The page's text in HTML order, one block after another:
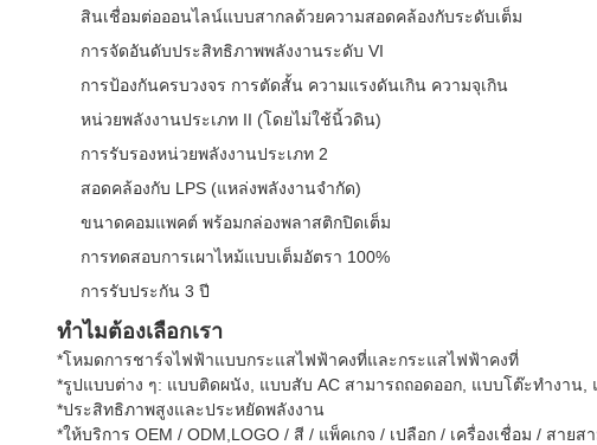
สินเชื่อมต่อออนไลน์แบบสากลด้วยความสอดคล้องกับระดับเต็ม
การจัดอันดับประสิทธิภาพพลังงานระดับ VI
การป้องกันครบวงจร การตัดสั้น ความแรงดันเกิน ความจุเกิน
หน่วยพลังงานประเภท II (โดยไม่ใช้นิ้วดิน)
การรับรองหน่วยพลังงานประเภท 2
สอดคล้องกับ LPS (แหล่งพลังงานจํากัด)
ขนาดคอมแพคต์ พร้อมกล่องพลาสติกปิดเต็ม
การทดสอบการเผาไหม้แบบเต็มอัตรา 100%
การรับประกัน 3 ปี
ทําไมต้องเลือกเรา
*โหมดการชาร์จไฟฟ้าแบบกระแสไฟฟ้าคงที่และกระแสไฟฟ้าคงที่
*รูปแบบต่าง ๆ: แบบติดผนัง, แบบสับ AC สามารถถอดออก, แบบโต๊ะทํางาน
*ประสิทธิภาพสูงและประหยัดพลังงาน
*ให้บริการ OEM / ODM,LOGO / สี / แพ็คเกจ / เปลือก / เครื่องเชื่อม / สายส